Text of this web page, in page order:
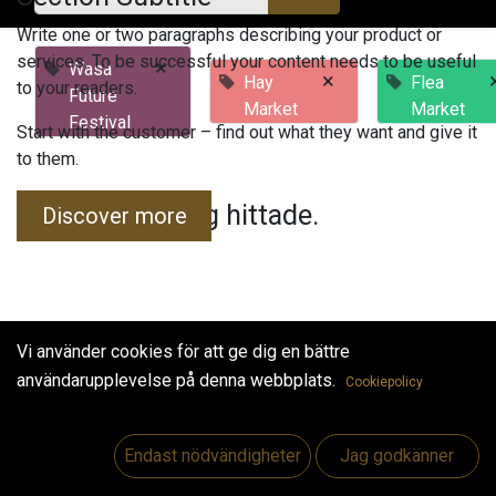
Wasa
Future
Festival
×
Hay
Market
×
Flea
Market
Inga evenemang hittade.
Useful Links
Write one or two paragraphs describing your product or
services. To be successful your content needs to be useful
to your readers.
Start with the customer – find out what they want and give it
to them.
Discover more
Vi använder cookies för att ge dig en bättre
användarupplevelse på denna webbplats.
Cookiepolicy
Endast nödvändigheter Jag godkänner